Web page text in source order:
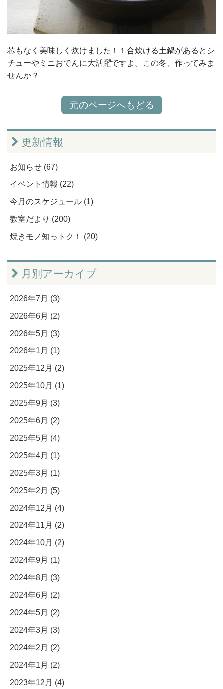
芯もなく美味しく炊けました！１合炊ける土鍋があるとシ
チューやミニおでんに大活躍ですよ。この冬、作ってみま
せんか？
元のページへもどる
更新情報
お知らせ (67)
イベント情報 (22)
今月のスケジュール (1)
教室だより (200)
焼きモノ知っトク！ (20)
月別アーカイブ
2026年7月 (3)
2026年6月 (2)
2026年5月 (3)
2026年1月 (1)
2025年12月 (2)
2025年10月 (1)
2025年9月 (3)
2025年6月 (2)
2025年5月 (4)
2025年4月 (1)
2025年3月 (1)
2025年2月 (5)
2024年12月 (4)
2024年11月 (2)
2024年10月 (2)
2024年9月 (1)
2024年8月 (3)
2024年6月 (2)
2024年5月 (2)
2024年3月 (3)
2024年2月 (2)
2024年1月 (2)
2023年12月 (4)